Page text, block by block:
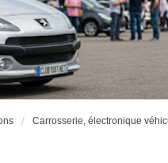
Carrosserie, électronique